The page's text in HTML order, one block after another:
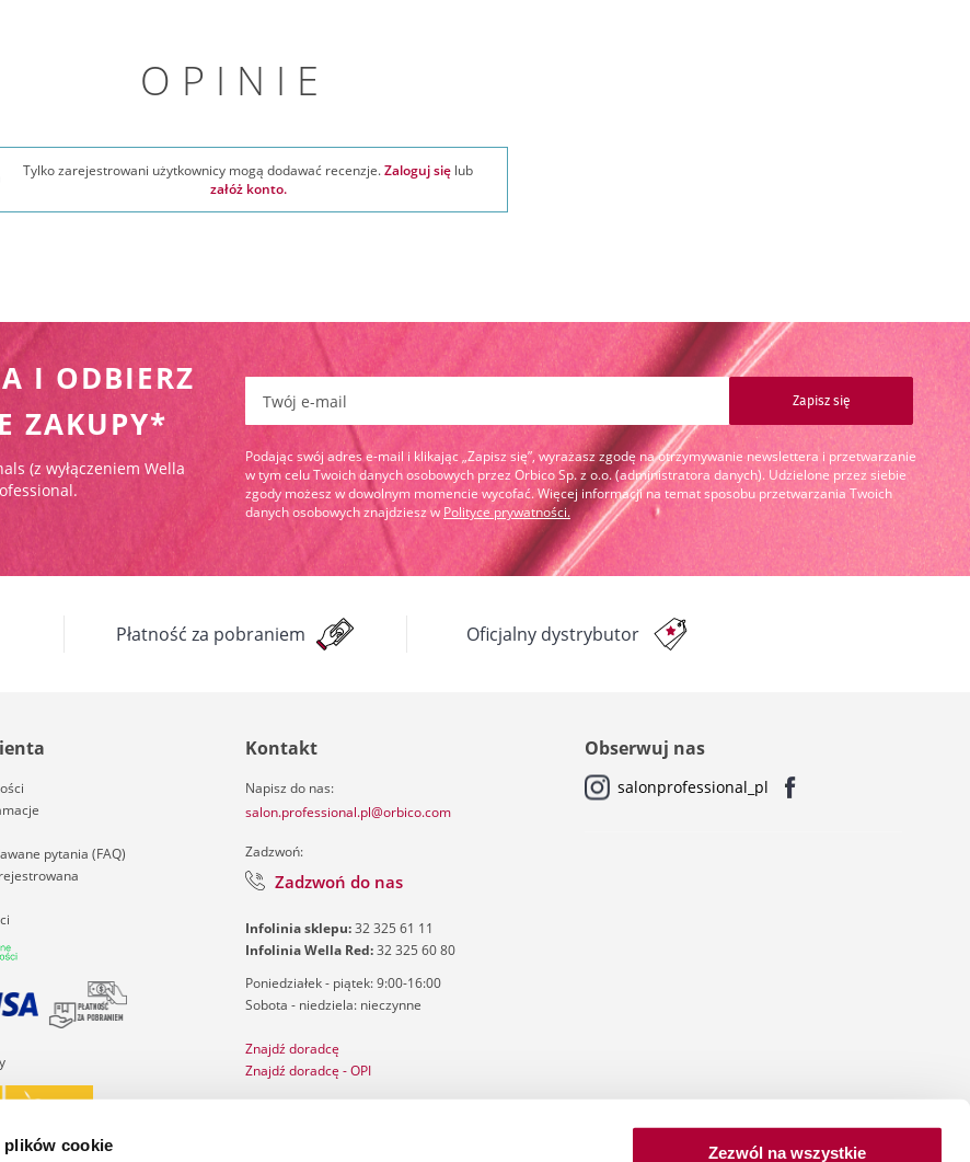
plików cookie Zezwól na wszystkie
OPINIE
Tylko zarejestrowani użytkownicy mogą dodawać recenzje.Zaloguj się lub
załóż konto.
I ODBIERZ
ZAKUPY*
(z wyłączeniem Wella
Zapisz się
Podając swój adres e-mail i klikając „Zapisz się”, wyrażasz zgodę na otrzymywanie newslettera i przetwarzanie
w tym celu Twoich danych osobowych przez Orbico Sp. z o.o. (administratora danych). Udzielone przez siebie
zgody możesz w dowolnym momencie wycofać. Więcej informacji na temat sposobu przetwarzania Twoich
danych osobowych znajdziesz w Polityce prywatności.
Płatność za pobraniem Oficjalny dystrybutor
pytania (FAQ)
Kontakt
Napisz do nas:
salon.professional.pl@orbico.com
Zadzwoń:
Zadzwoń do nas
Infolinia sklepu:32 325 61 11
Infolinia Wella Red:32 325 60 80
Poniedziałek - piątek: 9:00-16:00
Sobota - niedziela: nieczynne
Znajdź doradcę
Znajdź doradcę - OPI
Obserwuj nas
salonprofessional_pl